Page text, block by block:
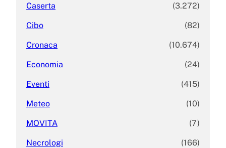
Caserta (3.272)
Cibo (82)
Cronaca (10.674)
Economia (24)
Eventi (415)
Meteo (10)
MOVITA (7)
Necrologi (166)